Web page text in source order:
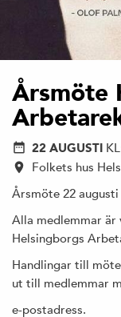
Årsmöte
22 AUGUSTI
Folkets hus
Årsmöte 22 augusti
Alla medlemmar
Helsingborgs
Handlingar till
ut till medlemmar
e-postadress.